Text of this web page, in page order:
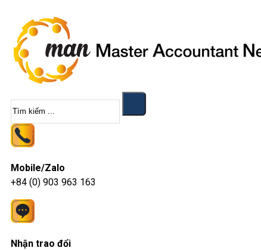
Tìm
kiếm
Mobile/Zalo
+84 (0) 903 963 163
Nhận trao đổi